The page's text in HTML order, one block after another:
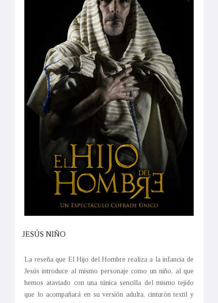
JESÚS NIÑO
La reseña que El Hijo del Hombre realiza a la infancia de
Jesús introduce al mismo personaje como un niño, al que
hemos ataviado con una túnica sencilla del mismo tejido
que lo acompañará en su versión adulta, cinturón textil y